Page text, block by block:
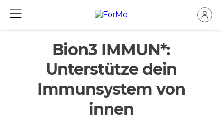
Bion3 IMMUN*:
Unterstütze dein
Immunsystem von
innen